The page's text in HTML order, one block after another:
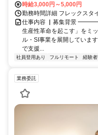
時給3,000円～5,000円
勤務時間詳細 フレックスタ
仕事内容 ▏募集背景
生産性革命を起こす」をミ
ル・SI事業を展開していま
で支援...
社員登用あり フルリモート 経験
業務委託